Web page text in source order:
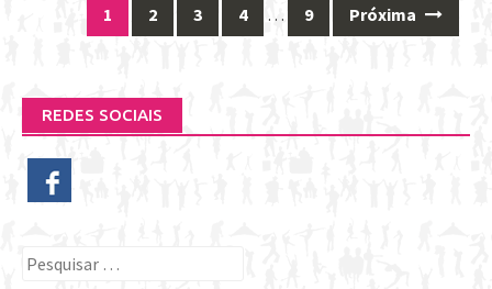
1 2 3 4 … 9 Próxima
REDES SOCIAIS
Pesquisar